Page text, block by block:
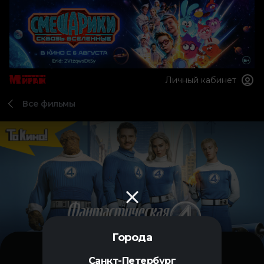
Города
Санкт-Петербург
Личный кабинет
Все фильмы